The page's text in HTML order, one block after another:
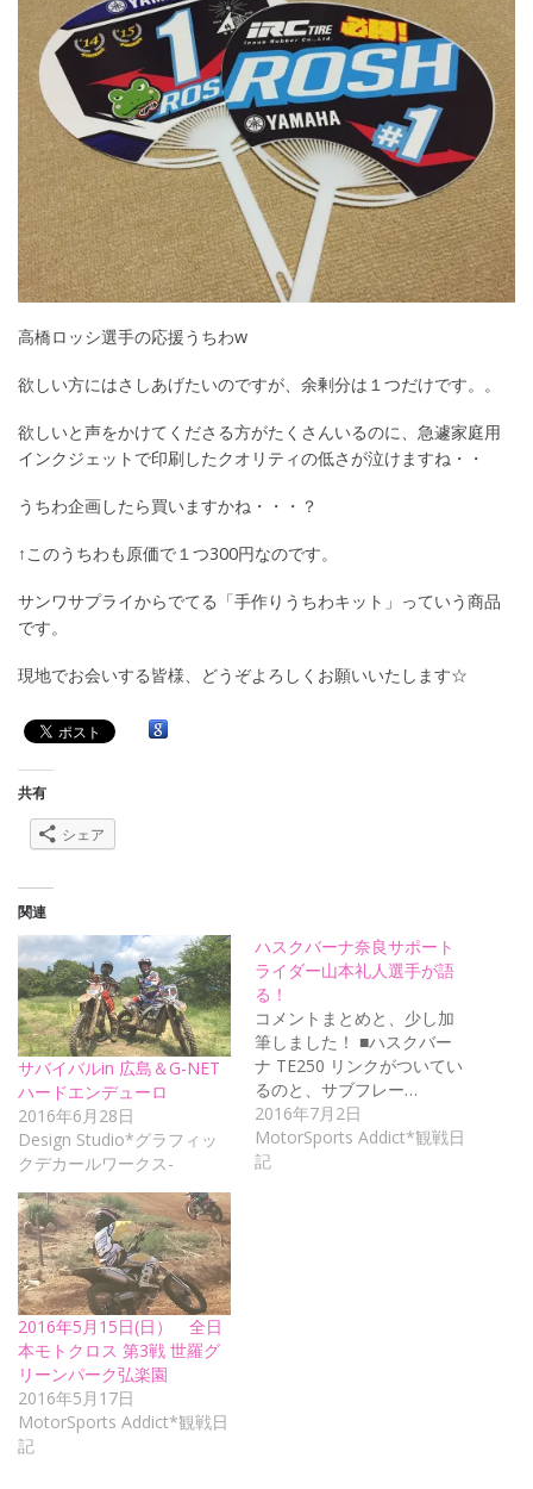
高橋ロッシ選手の応援うちわw
欲しい方にはさしあげたいのですが、余剰分は１つだけです。。
欲しいと声をかけてくださる方がたくさんいるのに、急遽家庭用
インクジェットで印刷したクオリティの低さが泣けますね・・
うちわ企画したら買いますかね・・・？
↑このうちわも原価で１つ300円なのです。
サンワサプライからでてる「手作りうちわキット」っていう商品
です。
現地でお会いする皆様、どうぞよろしくお願いいたします☆
共有
シェア
関連
サバイバルin 広島＆G-NET
ハードエンデューロ
2016年6月28日
Design Studio*グラフィッ
クデカールワークス-
ハスクバーナ奈良サポート
ライダー山本礼人選手が語
る！
コメントまとめと、少し加
筆しました！ ■ハスクバー
ナ TE250 リンクがついてい
るのと、サブフレー…
2016年7月2日
MotorSports Addict*観戦日
記
2016年5月15日(日） 全日
本モトクロス 第3戦 世羅グ
リーンパーク弘楽園
2016年5月17日
MotorSports Addict*観戦日
記